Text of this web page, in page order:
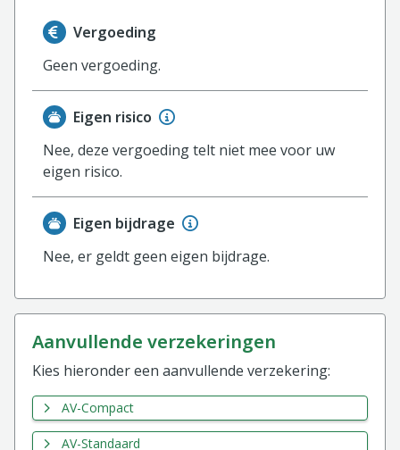
Informatie over de vergoeding van de
Vergoeding
Geen vergoeding.
Eigen risico
Nee, deze vergoeding telt niet mee voor uw
eigen risico.
Eigen bijdrage
Nee, er geldt geen eigen bijdrage.
aanvullende verzekeringen
Kies hieronder een aanvullende verzekering:
AV-Compact
AV-Standaard